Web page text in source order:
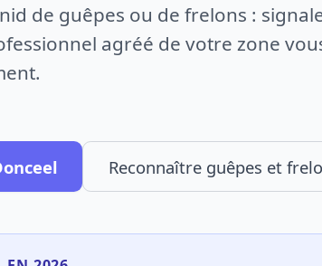
de guêpes ou de frelons :
agréé de votre zone
Reconnaître guêpes et